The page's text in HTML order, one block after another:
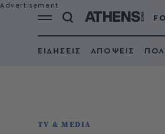
ΕΙΔΗΣΕΙΣ ΑΠΟΨΕΙΣ
TV & MEDIA